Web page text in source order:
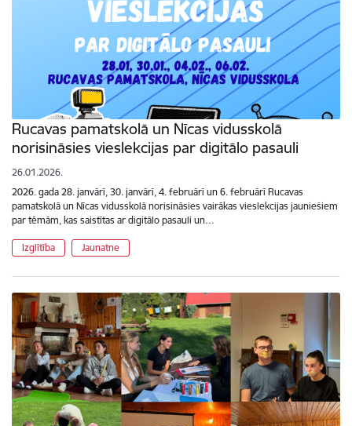
Rucavas pamatskolā un Nīcas vidusskolā
norisināsies vieslekcijas par digitālo pasauli
26.01.2026.
2026. gada 28. janvārī, 30. janvārī, 4. februārī un 6. februārī Rucavas
pamatskolā un Nīcas vidusskolā norisināsies vairākas vieslekcijas jauniešiem
par tēmām, kas saistītas ar digitālo pasauli un…
Izglītība Jaunatne